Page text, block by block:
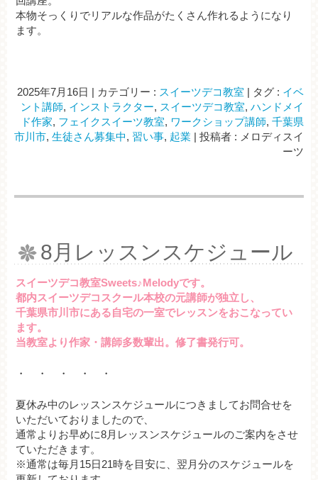
本物そっくりでリアルな作品がたくさん作れるようになり
ます。
2025年7月16日 | カテゴリー : スイーツデコ教室 | タグ : イベ
ント講師, インストラクター, スイーツデコ教室, ハンドメイ
ド作家, フェイクスイーツ教室, ワークショップ講師, 千葉県
市川市, 生徒さん募集中, 習い事, 起業 | 投稿者 : メロディスイ
ーツ
8月レッスンスケジュール
スイーツデコ教室Sweets♪Melodyです。
都内スイーツデコスクール本校の元講師が独立し、
千葉県市川市にある自宅の一室でレッスンをおこなってい
ます。
当教室より作家・講師多数輩出。修了書発行可。
・ ・ ・ ・ ・
夏休み中のレッスンスケジュールにつきましてお問合せを
いただいておりましたので、
通常よりお早めに8月レッスンスケジュールのご案内をさせ
ていただきます。
※通常は毎月15日21時を目安に、翌月分のスケジュールを